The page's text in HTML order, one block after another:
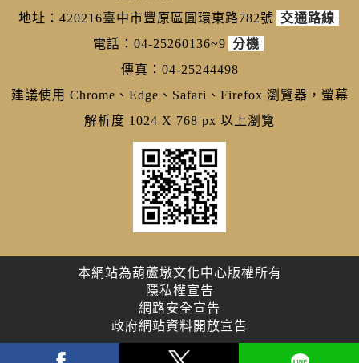
地址：420216臺中市豐原區圓環東路782號 交通路線
電話：04-25260136~9 分機
傳真：04-25244498
建議使用 Chrome、Edge、Safari、Firefox 瀏覽器，螢幕
解析度 1024 X 768 px 以上瀏覽
本網站為葫蘆墩文化中心版權所有
隱私權宣告
網路安全宣告
政府網站資料開放宣告